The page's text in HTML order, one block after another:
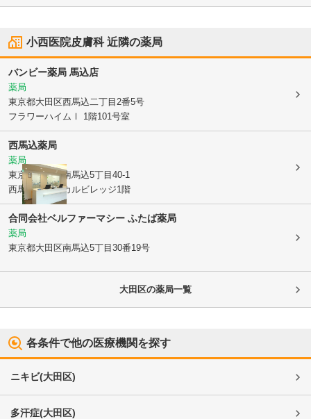
小西医院皮膚科近隣の薬局
バンビー薬局 馬込店
薬局
東京都大田区西馬込二丁目2番5号
フラワーハイムⅠ 1階101号室
西馬込薬局
薬局
東京都大田区南馬込5丁目40-1
西馬込メディカルビレッジ1階
合同会社ベルファーマシー ふたば薬局
薬局
東京都大田区南馬込5丁目30番19号
大田区の薬局一覧
各条件で他の医療機関を探す
ニキビ(大田区)
多汗症(大田区)